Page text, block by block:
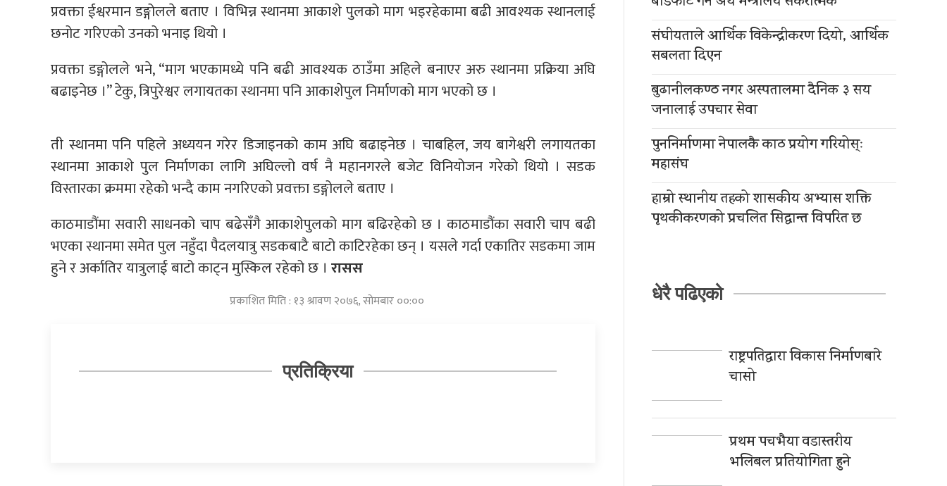
प्रवक्ता ईश्वरमान डङ्गोलले बताए । विभिन्न स्थानमा आकाशे पुलको माग भइरहेकामा बढी आवश्यक स्थानलाई
छनोट गरिएको उनको भनाइ थियो ।
प्रवक्ता डङ्गोलले भने, “माग भएकामध्ये पनि बढी आवश्यक ठाउँमा अहिले बनाएर अरु स्थानमा प्रक्रिया अघि
बढाइनेछ ।” टेकु, त्रिपुरेश्वर लगायतका स्थानमा पनि आकाशेपुल निर्माणको माग भएको छ ।
ती स्थानमा पनि पहिले अध्ययन गरेर डिजाइनको काम अघि बढाइनेछ । चाबहिल, जय बागेश्वरी लगायतका
स्थानमा आकाशे पुल निर्माणका लागि अघिल्लो वर्ष नै महानगरले बजेट विनियोजन गरेको थियो । सडक
विस्तारका क्रममा रहेको भन्दै काम नगरिएको प्रवक्ता डङ्गोलले बताए ।
काठमाडौंमा सवारी साधनको चाप बढेसँगै आकाशेपुलको माग बढिरहेको छ । काठमाडौंका सवारी चाप बढी
भएका स्थानमा समेत पुल नहुँदा पैदलयात्रु सडकबाटै बाटो काटिरहेका छन् । यसले गर्दा एकातिर सडकमा जाम
हुने र अर्कातिर यात्रुलाई बाटो काट्न मुस्किल रहेको छ । रासस
प्रकाशित मिति : १३ श्रावण २०७६, सोमबार ००:००
प्रतिक्रिया
संघीयताले आर्थिक विकेन्द्रीकरण दियो, आर्थिक
सबलता दिएन
बुढानीलकण्ठ नगर अस्पतालमा दैनिक ३ सय
जनालाई उपचार सेवा
पुननिर्माणमा नेपालकै काठ प्रयोग गरियोस्ः
महासंघ
हाम्रो स्थानीय तहको शासकीय अभ्यास शक्ति
पृथकीकरणको प्रचलित सिद्धान्त विपरित छ
धेरै पढिएको
राष्ट्रपतिद्वारा विकास निर्माणबारे
चासो
प्रथम पचभैया वडास्तरीय
भलिबल प्रतियोगिता हुने